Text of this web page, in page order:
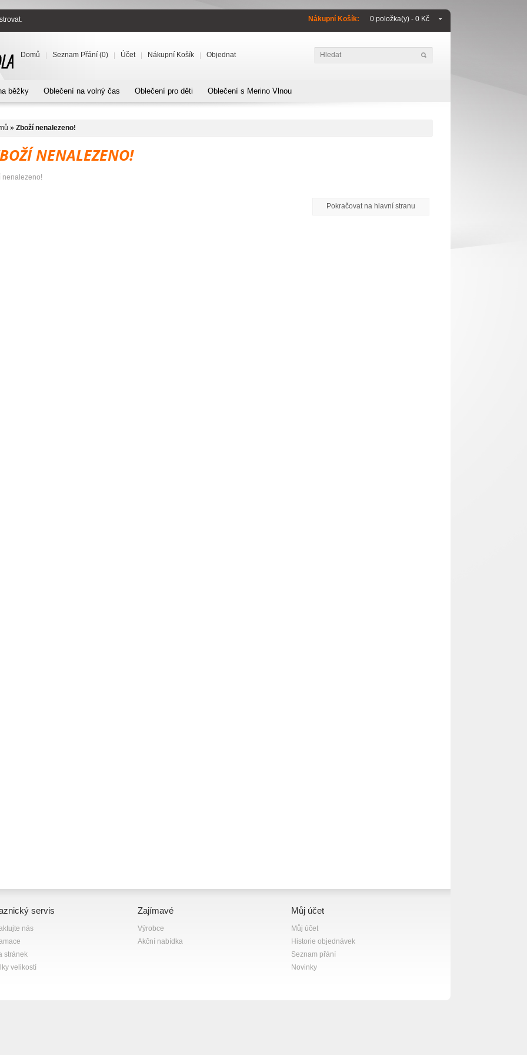
Nákupní Košík: 0 položka(y) - 0 Kč
.
Domů Seznam Přání (0) Účet Nákupní Košík Objednat
běžky Oblečení na volný čas Oblečení pro děti Oblečení s Merino Vlnou
» Zboží nenalezeno!
NENALEZENO!
nenalezeno!
Pokračovat na hlavní stranu
servis
nás
stránek
velikostí
Zajímavé
Výrobce
Akční nabídka
Můj účet
Můj účet
Historie objednávek
Seznam přání
Novinky